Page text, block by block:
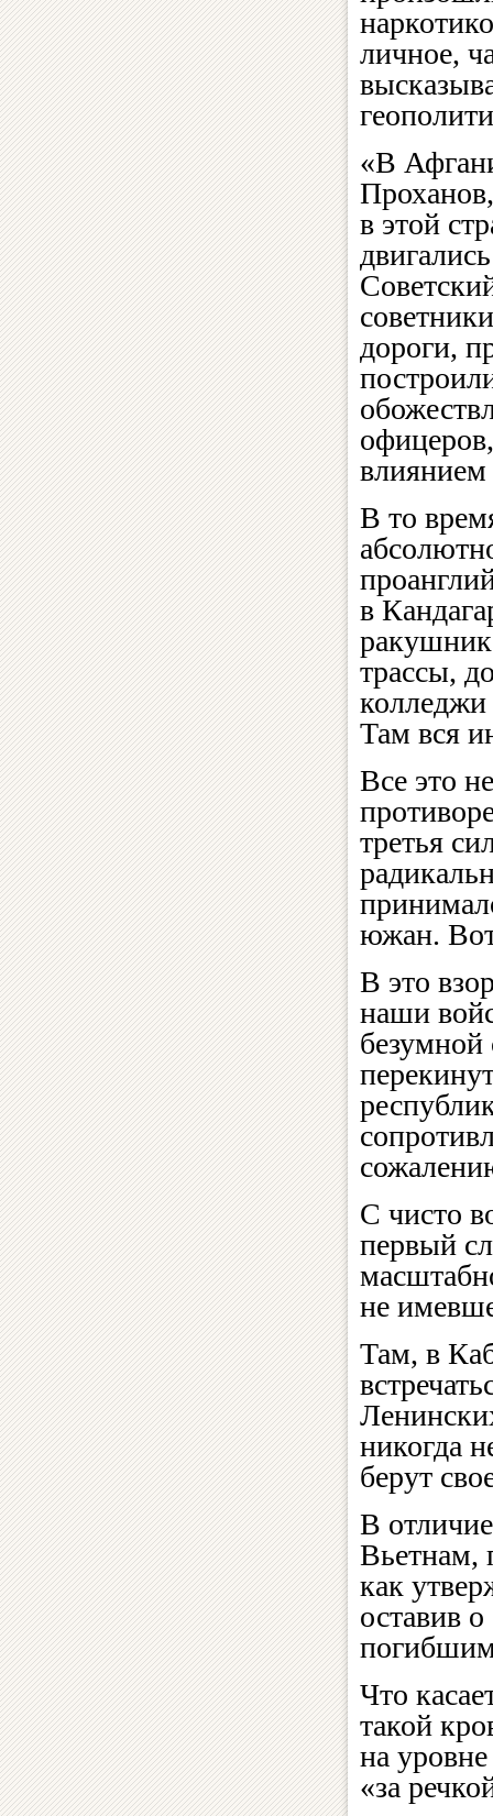
личное,
«В
в этой
дороги,
влиянием
В то
в
трассы,
Там вся
Все это
третья
южан. Вот
В это
наши
безумной
С чисто
первый
не
Там, в
никогда
берут
В
Вьетнам,
как
оставив
Что
такой
на
«за